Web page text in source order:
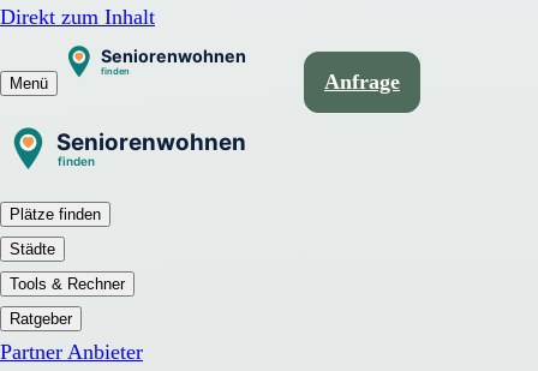
Direkt zum Inhalt
Menü Anfrage
Plätze finden
Städte
Tools & Rechner
Ratgeber
Partner Anbieter